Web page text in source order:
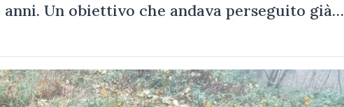
Un obiettivo che andava perseguito già…